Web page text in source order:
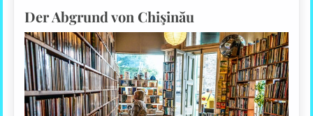
Der Abgrund von Chişinău